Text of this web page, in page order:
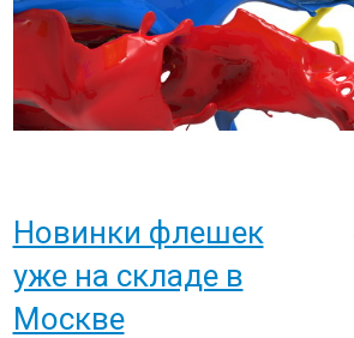
Новинки флешек
уже на складе в
Москве